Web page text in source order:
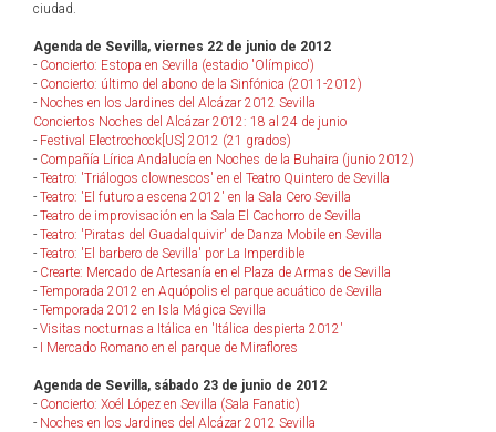
ciudad.
Agenda de Sevilla, viernes 22 de junio de 2012
- Concierto: Estopa en Sevilla (estadio 'Olímpico')
- Concierto: último del abono de la Sinfónica (2011-2012)
- Noches en los Jardines del Alcázar 2012 Sevilla
Conciertos Noches del Alcázar 2012: 18 al 24 de junio
- Festival Electrochock[US] 2012 (21 grados)
- Compañía Lírica Andalucía en Noches de la Buhaira (junio 2012)
- Teatro: 'Triálogos clownescos' en el Teatro Quintero de Sevilla
- Teatro: 'El futuro a escena 2012' en la Sala Cero Sevilla
- Teatro de improvisación en la Sala El Cachorro de Sevilla
- Teatro: 'Piratas del Guadalquivir' de Danza Mobile en Sevilla
- Teatro: 'El barbero de Sevilla' por La Imperdible
- Crearte: Mercado de Artesanía en el Plaza de Armas de Sevilla
- Temporada 2012 en Aquópolis el parque acuático de Sevilla
- Temporada 2012 en Isla Mágica Sevilla
- Visitas nocturnas a Itálica en 'Itálica despierta 2012'
-
I Mercado Romano en el parque de Miraflores
Agenda de Sevilla, sábado 23 de junio de 2012
- Concierto: Xoél López en Sevilla (Sala Fanatic)
- Noches en los Jardines del Alcázar 2012 Sevilla